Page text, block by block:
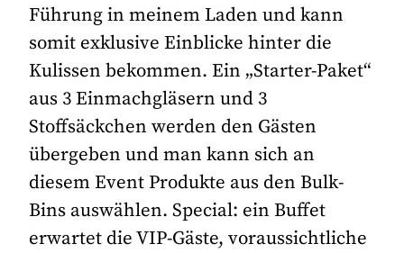
Führung in meinem Laden und kann
somit exklusive Einblicke hinter die
Kulissen bekommen. Ein „Starter-Paket“
aus 3 Einmachgläsern und 3
Stoffsäckchen werden den Gästen
übergeben und man kann sich an
diesem Event Produkte aus den Bulk-
Bins auswählen. Special: ein Buffet
erwartet die VIP-Gäste, voraussichtliche